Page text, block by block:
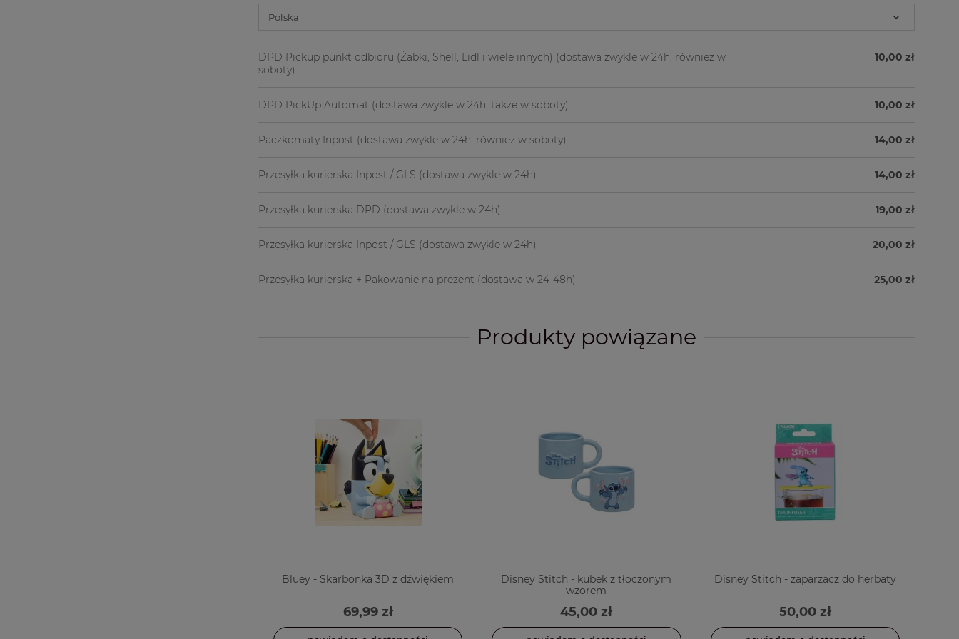
DPD Pickup punkt odbioru (Żabki, Shell, Lidl i wiele innych) (dostawa zwykle w 24h, również w
soboty)
10,00 zł
DPD PickUp Automat (dostawa zwykle w 24h, także w soboty) 10,00 zł
Paczkomaty Inpost (dostawa zwykle w 24h, również w soboty) 14,00 zł
Przesyłka kurierska Inpost / GLS (dostawa zwykle w 24h) 14,00 zł
Przesyłka kurierska DPD (dostawa zwykle w 24h) 19,00 zł
Przesyłka kurierska Inpost / GLS (dostawa zwykle w 24h) 20,00 zł
Przesyłka kurierska + Pakowanie na prezent (dostawa w 24-48h) 25,00 zł
Produkty powiązane
Bluey - Skarbonka 3D z dźwiękiem
69,99 zł
Disney Stitch - kubek z tłoczonym
wzorem
45,00 zł
Disney Stitch - zaparzacz do herbaty
50,00 zł